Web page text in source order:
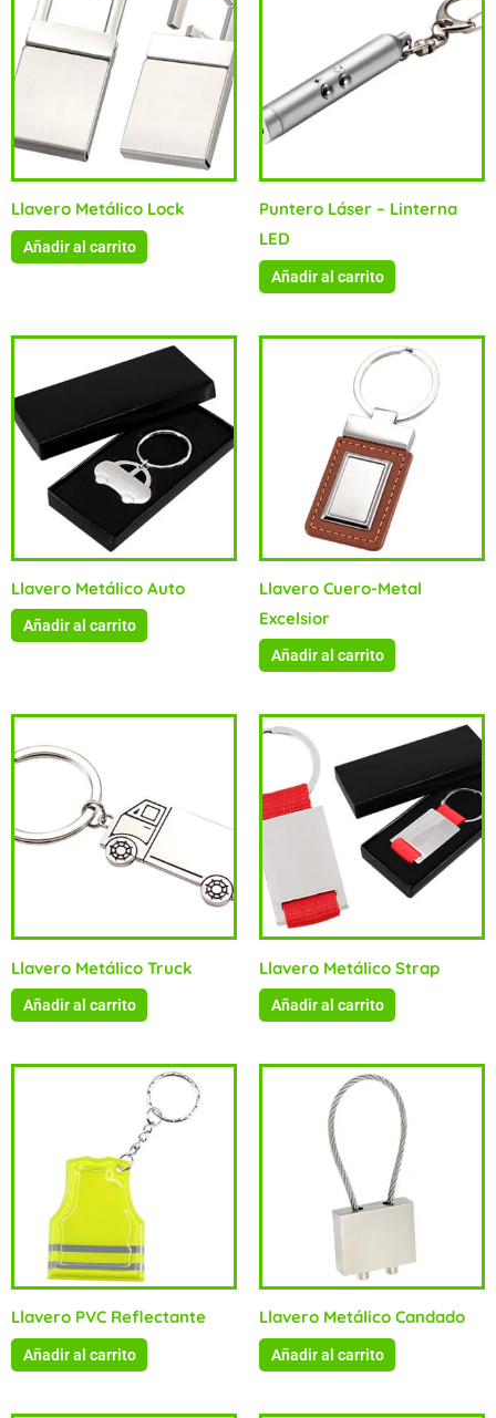
Llavero Metálico Lock
Añadir al carrito
Puntero Láser – Linterna
LED
Añadir al carrito
Llavero Metálico Auto
Añadir al carrito
Llavero Cuero-Metal
Excelsior
Añadir al carrito
Llavero Metálico Truck
Añadir al carrito
Llavero Metálico Strap
Añadir al carrito
Llavero PVC Reflectante
Añadir al carrito
Llavero Metálico Candado
Añadir al carrito